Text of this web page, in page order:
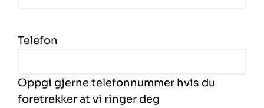
Telefon
Oppgi gjerne telefonnummer hvis du
foretrekker at vi ringer deg